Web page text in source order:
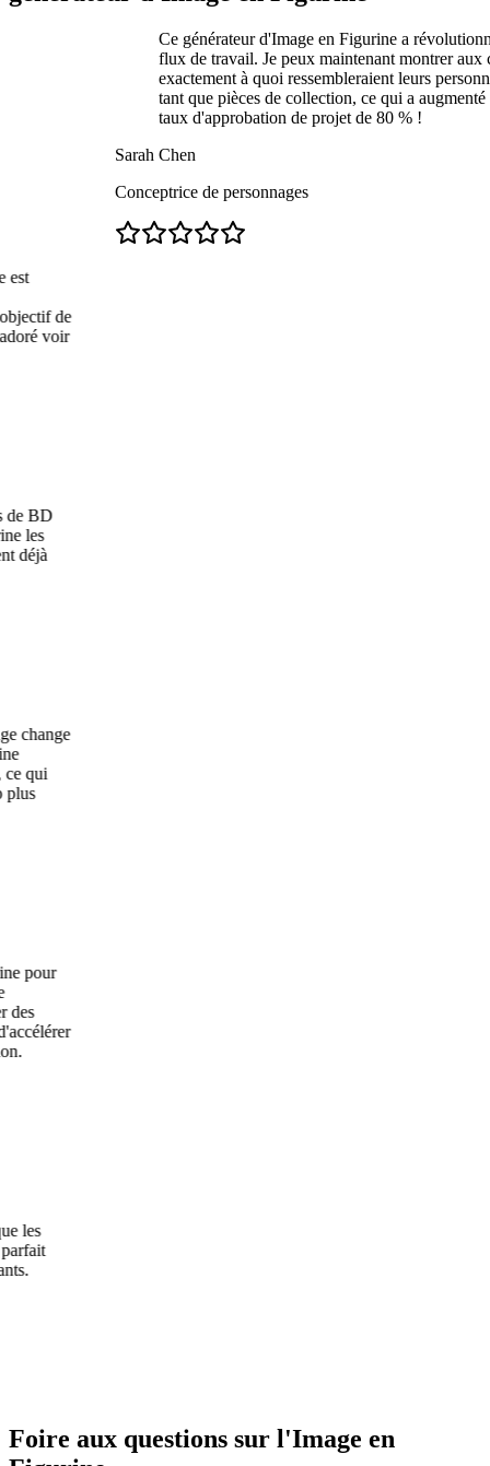
Ce générateur d'Image en Figurine a révolutionné mon
flux de travail. Je peux maintenant montrer aux clients
exactement à quoi ressembleraient leurs personnages
tant que pièces de collection, ce qui a augmenté mon
taux d'approbation de projet de 80 % !
Sarah Chen
Conceptrice de personnages
de
Foire aux questions sur l'Image en